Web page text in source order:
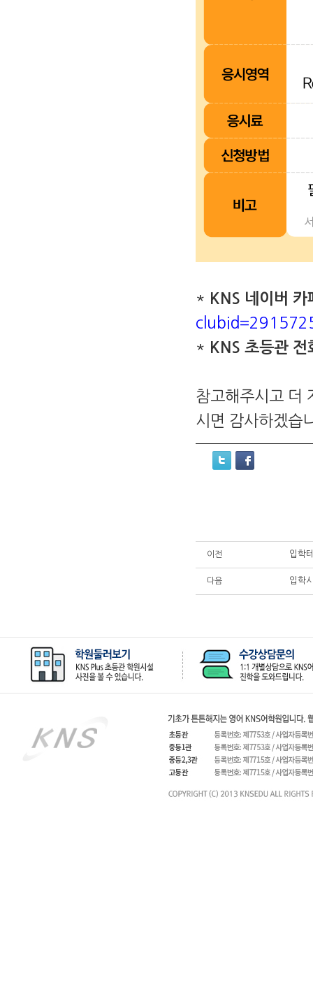
* KNS 네이버 카
* KNS 초등관 전
참고해주시고 더
시면 감사하겠습
이전 입학
다음 입학